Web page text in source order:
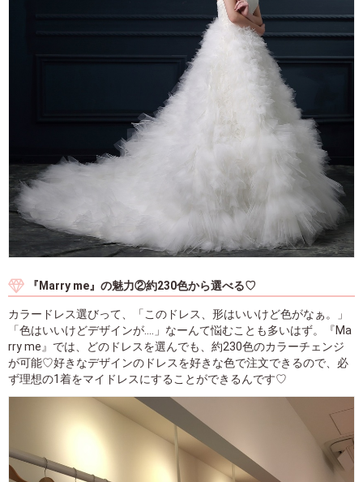
『Marry me』の魅力②約230色から選べる♡
カラードレス選びって、「このドレス、形はいいけど色がなぁ。」
「色はいいけどデザインが....」なーんて悩むことも多いはず。『Ma
rry me』では、どのドレスを選んでも、約230色のカラーチェンジ
が可能♡好きなデザインのドレスを好きな色で注文できるので、必
ず理想の1着をマイドレスにすることができるんです♡